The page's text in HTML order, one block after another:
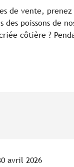
de vente,
des poissons de
côtière ?
avril 2026